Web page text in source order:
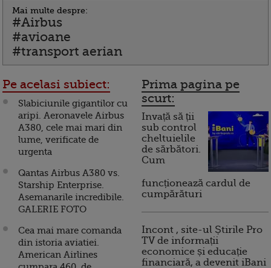
Mai multe despre:
#Airbus
#avioane
#transport aerian
Pe acelasi subiect:
Slabiciunile gigantilor cu
aripi. Aeronavele Airbus
A380, cele mai mari din
lume, verificate de
urgenta
Qantas Airbus A380 vs.
Starship Enterprise.
Asemanarile incredibile.
GALERIE FOTO
Cea mai mare comanda
din istoria aviatiei.
American Airlines
Prima pagina pe
scurt:
Invață să ții
sub control
cheltuielile
de sărbători.
Cum
funcționează cardul de
cumpărături
Incont , site-ul Știrile Pro
TV de informații
economice și educație
financiară, a devenit iBani